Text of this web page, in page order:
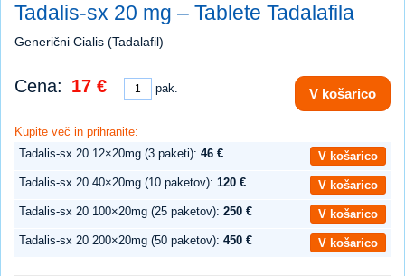
Tadalis-sx 20 mg – Tablete Tadalafila
Generični Cialis (Tadalafil)
Cena: 17 € pak. V košarico
Kupite več in prihranite:
Tadalis-sx 20 12×20mg (3 paketi): 46 €
V košarico
Tadalis-sx 20 40×20mg (10 paketov): 120 €
V košarico
Tadalis-sx 20 100×20mg (25 paketov): 250 €
V košarico
Tadalis-sx 20 200×20mg (50 paketov): 450 € V košarico